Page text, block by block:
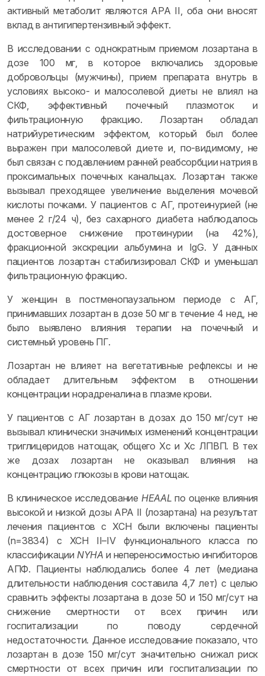
активный метаболит являются APA II, оба они вносят
вклад в антигипертензивный эффект.
В исследовании с однократным приемом лозартана в
дозе 100 мг, в которое включались здоровые
добровольцы (мужчины), прием препарата внутрь в
условиях высоко- и малосолевой диеты не влиял на
СКФ, эффективный почечный плазмоток и
фильтрационную фракцию. Лозартан обладал
натрийуретическим эффектом, который был более
выражен при малосолевой диете и, по-видимому, не
был связан с подавлением ранней реабсорбции натрия в
проксимальных почечных канальцах. Лозартан также
вызывал преходящее увеличение выделения мочевой
кислоты почками. У пациентов с АГ, протеинурией (не
менее 2 г/24 ч), без сахарного диабета наблюдалось
достоверное снижение протеинурии (на 42%),
фракционной экскреции альбумина и IgG. У данных
пациентов лозартан стабилизировал СКФ и уменьшал
фильтрационную фракцию.
У женщин в постменопаузальном периоде с АГ,
принимавших лозартан в дозе 50 мг в течение 4 нед, не
было выявлено влияния терапии на почечный и
системный уровень ПГ.
Лозартан не влияет на вегетативные рефлексы и не
обладает длительным эффектом в отношении
концентрации норадреналина в плазме крови.
У пациентов с АГ лозартан в дозах до 150 мг/сут не
вызывал клинически значимых изменений концентрации
триглицеридов натощак, общего Хс и Хс ЛПВП. В тех
же дозах лозартан не оказывал влияния на
концентрацию глюкозы в крови натощак.
В клиническое исследование HEAAL по оценке влияния
высокой и низкой дозы АРА II (лозартана) на результат
лечения пациентов с ХСН были включены пациенты
(n=3834) с ХСН II–IV функционального класса по
классификации NYHA и непереносимостью ингибиторов
АПФ. Пациенты наблюдались более 4 лет (медиана
длительности наблюдения составила 4,7 лет) с целью
сравнить эффекты лозартана в дозе 50 и 150 мг/сут на
снижение смертности от всех причин или
госпитализации по поводу сердечной
недостаточности. Данное исследование показало, что
лозартан в дозе 150 мг/сут значительно снижал риск
смертности от всех причин или госпитализации по